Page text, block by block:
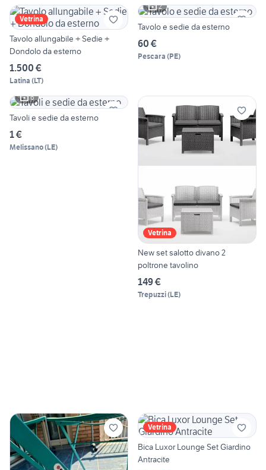
Vetrina
Tavolo allungabile + Sedie +
Dondolo da esterno
1.500 €
Latina (LT)
2
Tavolo e sedie da esterno
60 €
Pescara (PE)
6
Tavoli e sedie da esterno
1 €
Melissano(LE)
Vetrina
New set salotto divano 2
poltrone tavolino
149 €
Trepuzzi(LE)
Vetrina
Bica Luxor Lounge Set Giardino
Antracite